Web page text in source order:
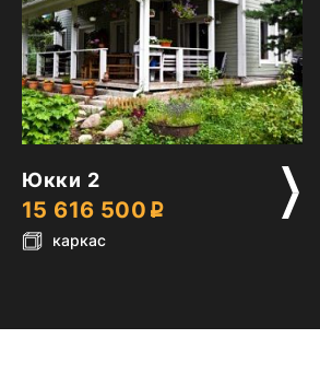
2
Юкки 2
15 616 500
каркас